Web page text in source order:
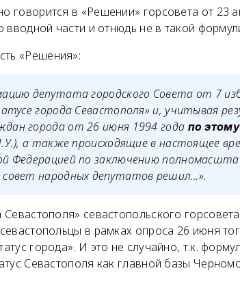
говорится в «Решении» горсовета от 23
вводной части и отнюдь не в такой
«Решения»:
депутата городского Совета от 7
города Севастополя» и, учитывая
города от 26 июня 1994 года по этому
, а также происходящие в настоящее
Федерацией по заключению
совет народных депутатов решил…».
севастопольского
в рамках опроса 26 июня
города». И это не случайно, т.к.
Севастополя как главной базы